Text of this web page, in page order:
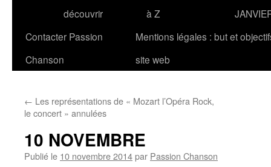
découvrir
à Z
Contacter Passion
Chanson
Mentions légales : but et
site web
← Les représentations de « Mozart l’Opéra Rock,
le concert » annulées
10 NOVEMBRE
Publié le 10 novembre 2014par Passion Chanson